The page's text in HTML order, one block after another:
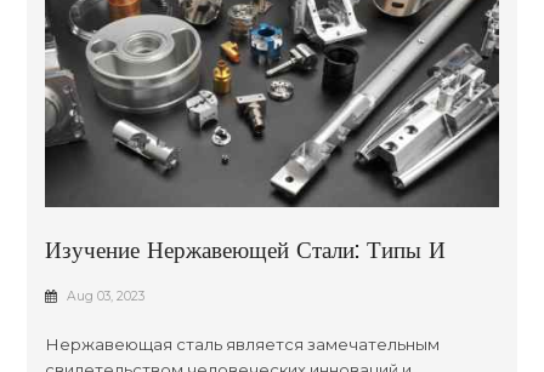
Изучение Нержавеющей Стали: Типы И
Применение При Обработке На Станках С
Aug 03, 2023
Нержавеющая сталь является замечательным